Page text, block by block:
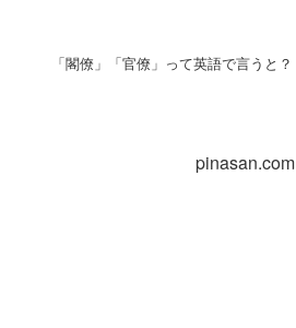
「閣僚」「官僚」って英語で言うと？
pinasan.com